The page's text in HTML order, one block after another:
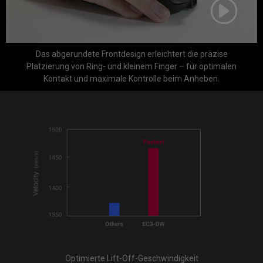
Das abgerundete Frontdesign erleichtert die präzise
Platzierung von Ring- und kleinem Finger – für optimalen
Kontakt und maximale Kontrolle beim Anheben.
Optimierte Lift-Off-Geschwindigkeit